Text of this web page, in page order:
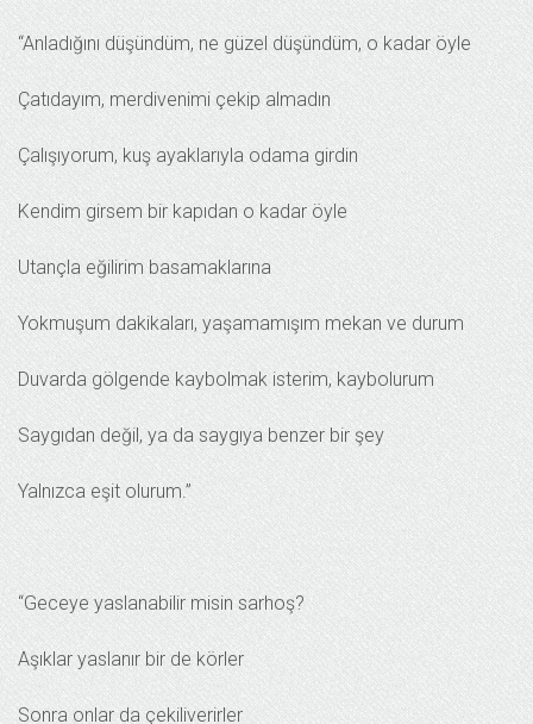
“Anladığını düşündüm, ne güzel düşündüm, o kadar öyle
Çatıdayım, merdivenimi çekip almadın
Çalışıyorum, kuş ayaklarıyla odama girdin
Kendim girsem bir kapıdan o kadar öyle
Utançla eğilirim basamaklarına
Yokmuşum dakikaları, yaşamamışım mekan ve durum
Duvarda gölgende kaybolmak isterim, kaybolurum
Saygıdan değil, ya da saygıya benzer bir şey
Yalnızca eşit olurum.”
“Geceye yaslanabilir misin sarhoş?
Aşıklar yaslanır bir de körler
Sonra onlar da çekiliverirler